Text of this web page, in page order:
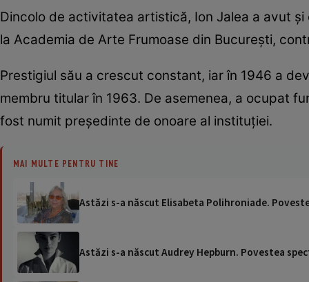
Dincolo de activitatea artistică, Ion Jalea a avut
la Academia de Arte Frumoase din București,
Prestigiul său a crescut constant, iar în 1946 a
membru titular în 1963. De asemenea, a ocupat
fost numit președinte de onoare al instituției.
MAI MULTE PENTRU TINE
Astăzi s-a născut Elisabeta Polihroniade.
Astăzi s-a născut Audrey Hepburn. Povestea